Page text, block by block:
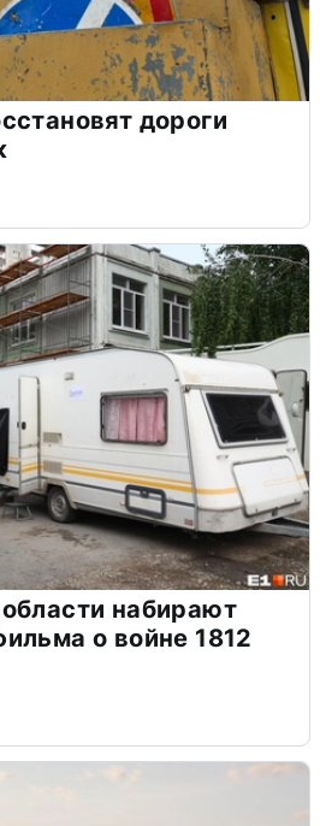
дороги
набирают
о войне 1812